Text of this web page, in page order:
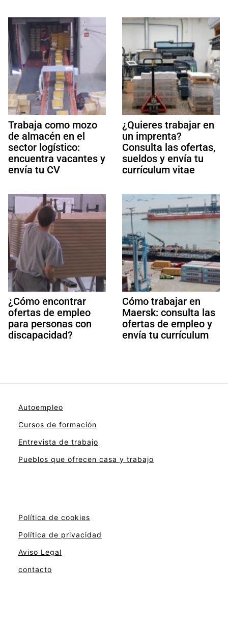
Trabaja como mozo
de almacén en el
sector logístico:
encuentra vacantes y
envía tu CV
¿Quieres trabajar en
un imprenta?
Consulta las ofertas,
sueldos y envía tu
currículum vitae
¿Cómo encontrar
ofertas de empleo
para personas con
discapacidad?
Cómo trabajar en
Maersk: consulta las
ofertas de empleo y
envía tu currículum
Autoempleo
Cursos de formación
Entrevista de trabajo
Pueblos que ofrecen casa y trabajo
Política de cookies
Política de privacidad
Aviso Legal
contacto